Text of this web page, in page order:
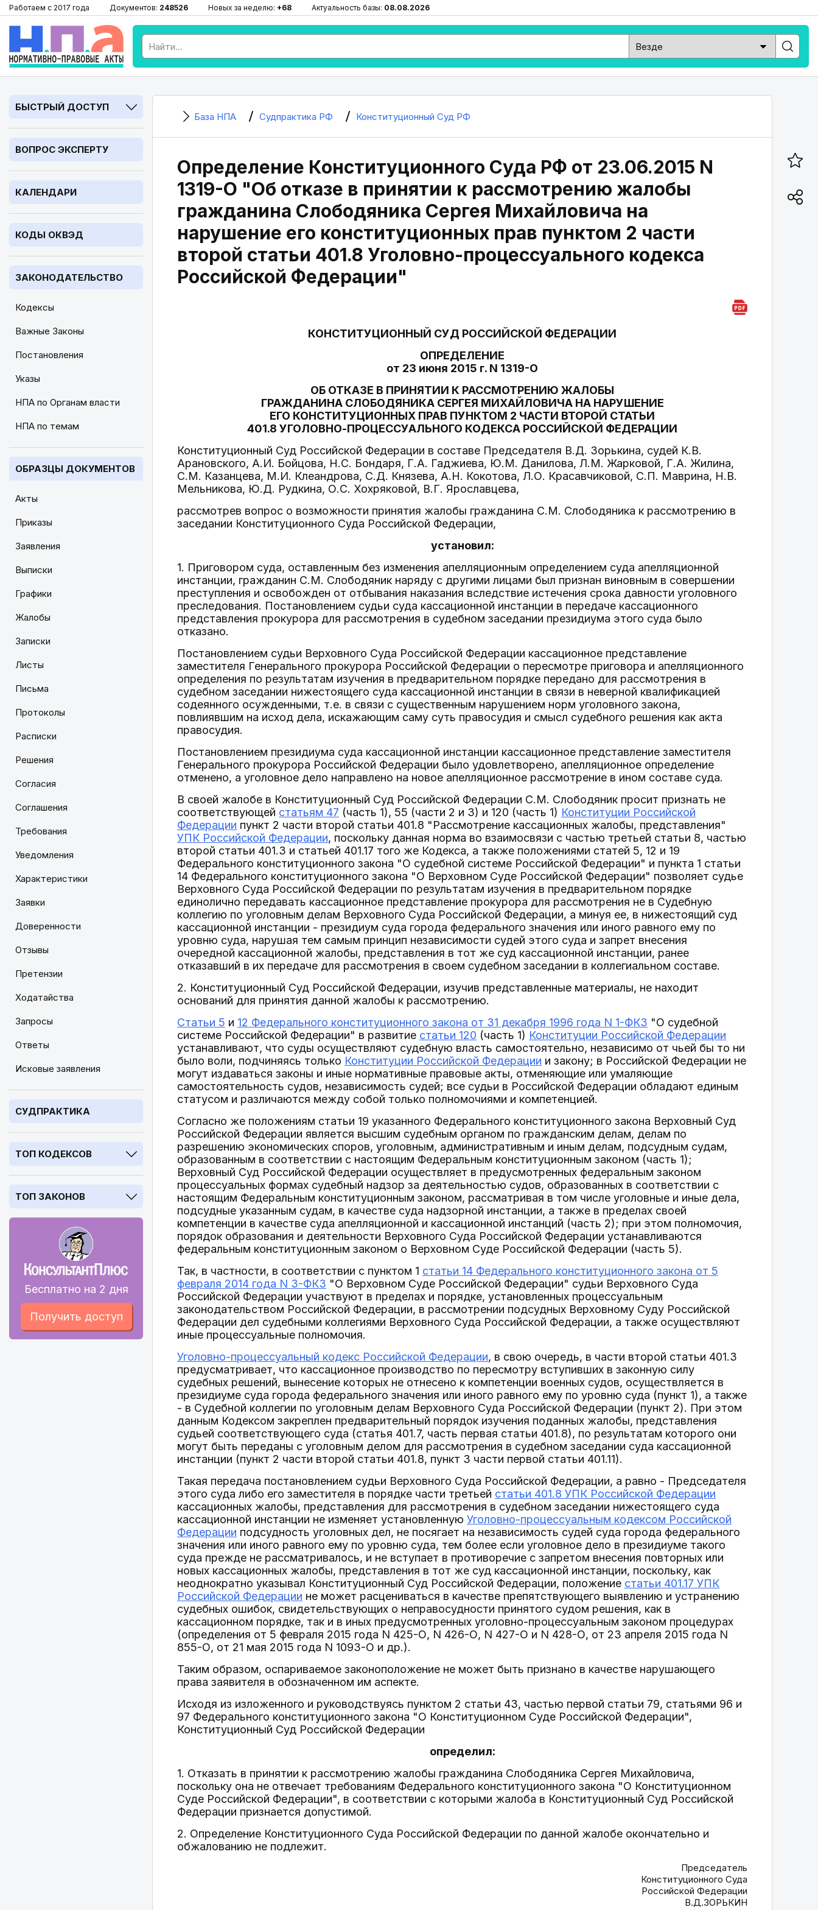
Работаем с 2017 года Документов: 248526 Новых за неделю: +68 Актуальность базы: 08.08.2026
БЫСТРЫЙ ДОСТУП
ВОПРОС ЭКСПЕРТУ
КАЛЕНДАРИ
КОДЫ ОКВЭД
ЗАКОНОДАТЕЛЬСТВО
Кодексы
Важные Законы
Постановления
Указы
НПА по Органам власти
НПА по темам
ОБРАЗЦЫ ДОКУМЕНТОВ
Акты
Приказы
Заявления
Выписки
Графики
Жалобы
Записки
Листы
Письма
Протоколы
Расписки
Решения
Согласия
Соглашения
Требования
Уведомления
Характеристики
Заявки
Доверенности
Отзывы
Претензии
Ходатайства
Запросы
Ответы
Исковые заявления
СУДПРАКТИКА
ТОП КОДЕКСОВ
ТОП ЗАКОНОВ
Бесплатно на 2 дня
Получить доступ
База НПА Судпрактика РФ Конституционный Суд РФ
Определение Конституционного Суда РФ от 23.06.2015 N
1319-О "Об отказе в принятии к рассмотрению жалобы
гражданина Слободяника Сергея Михайловича на
нарушение его конституционных прав пунктом 2 части
второй статьи 401.8 Уголовно-процессуального кодекса
Российской Федерации"
КОНСТИТУЦИОННЫЙ СУД РОССИЙСКОЙ ФЕДЕРАЦИИ
ОПРЕДЕЛЕНИЕ
от 23 июня 2015 г. N 1319-О
ОБ ОТКАЗЕ В ПРИНЯТИИ К РАССМОТРЕНИЮ ЖАЛОБЫ
ГРАЖДАНИНА СЛОБОДЯНИКА СЕРГЕЯ МИХАЙЛОВИЧА НА НАРУШЕНИЕ
ЕГО КОНСТИТУЦИОННЫХ ПРАВ ПУНКТОМ 2 ЧАСТИ ВТОРОЙ СТАТЬИ
401.8 УГОЛОВНО-ПРОЦЕССУАЛЬНОГО КОДЕКСА РОССИЙСКОЙ ФЕДЕРАЦИИ
Конституционный Суд Российской Федерации в составе Председателя В.Д. Зорькина, судей К.В.
Арановского, А.И. Бойцова, Н.С. Бондаря, Г.А. Гаджиева, Ю.М. Данилова, Л.М. Жарковой, Г.А. Жилина,
С.М. Казанцева, М.И. Клеандрова, С.Д. Князева, А.Н. Кокотова, Л.О. Красавчиковой, С.П. Маврина, Н.В.
Мельникова, Ю.Д. Рудкина, О.С. Хохряковой, В.Г. Ярославцева,
рассмотрев вопрос о возможности принятия жалобы гражданина С.М. Слободяника к рассмотрению в
заседании Конституционного Суда Российской Федерации,
установил:
1. Приговором суда, оставленным без изменения апелляционным определением суда апелляционной
инстанции, гражданин С.М. Слободяник наряду с другими лицами был признан виновным в совершении
преступления и освобожден от отбывания наказания вследствие истечения срока давности уголовного
преследования. Постановлением судьи суда кассационной инстанции в передаче кассационного
представления прокурора для рассмотрения в судебном заседании президиума этого суда было
отказано.
Постановлением судьи Верховного Суда Российской Федерации кассационное представление
заместителя Генерального прокурора Российской Федерации о пересмотре приговора и апелляционного
определения по результатам изучения в предварительном порядке передано для рассмотрения в
судебном заседании нижестоящего суда кассационной инстанции в связи в неверной квалификацией
содеянного осужденными, т.е. в связи с существенным нарушением норм уголовного закона,
повлиявшим на исход дела, искажающим саму суть правосудия и смысл судебного решения как акта
правосудия.
Постановлением президиума суда кассационной инстанции кассационное представление заместителя
Генерального прокурора Российской Федерации было удовлетворено, апелляционное определение
отменено, а уголовное дело направлено на новое апелляционное рассмотрение в ином составе суда.
В своей жалобе в Конституционный Суд Российской Федерации С.М. Слободяник просит признать не
соответствующей статьям 47 (часть 1), 55 (части 2 и 3) и 120 (часть 1) Конституции Российской
Федерации пункт 2 части второй статьи 401.8 "Рассмотрение кассационных жалобы, представления"
УПК Российской Федерации, поскольку данная норма во взаимосвязи с частью третьей статьи 8, частью
второй статьи 401.3 и статьей 401.17 того же Кодекса, а также положениями статей 5, 12 и 19
Федерального конституционного закона "О судебной системе Российской Федерации" и пункта 1 статьи
14 Федерального конституционного закона "О Верховном Суде Российской Федерации" позволяет судье
Верховного Суда Российской Федерации по результатам изучения в предварительном порядке
единолично передавать кассационное представление прокурора для рассмотрения не в Судебную
коллегию по уголовным делам Верховного Суда Российской Федерации, а минуя ее, в нижестоящий суд
кассационной инстанции - президиум суда города федерального значения или иного равного ему по
уровню суда, нарушая тем самым принцип независимости судей этого суда и запрет внесения
очередной кассационной жалобы, представления в тот же суд кассационной инстанции, ранее
отказавший в их передаче для рассмотрения в своем судебном заседании в коллегиальном составе.
2. Конституционный Суд Российской Федерации, изучив представленные материалы, не находит
оснований для принятия данной жалобы к рассмотрению.
Статьи 5 и 12 Федерального конституционного закона от 31 декабря 1996 года N 1-ФКЗ "О судебной
системе Российской Федерации" в развитие статьи 120 (часть 1) Конституции Российской Федерации
устанавливают, что суды осуществляют судебную власть самостоятельно, независимо от чьей бы то ни
было воли, подчиняясь только Конституции Российской Федерации и закону; в Российской Федерации не
могут издаваться законы и иные нормативные правовые акты, отменяющие или умаляющие
самостоятельность судов, независимость судей; все судьи в Российской Федерации обладают единым
статусом и различаются между собой только полномочиями и компетенцией.
Согласно же положениям статьи 19 указанного Федерального конституционного закона Верховный Суд
Российской Федерации является высшим судебным органом по гражданским делам, делам по
разрешению экономических споров, уголовным, административным и иным делам, подсудным судам,
образованным в соответствии с настоящим Федеральным конституционным законом (часть 1);
Верховный Суд Российской Федерации осуществляет в предусмотренных федеральным законом
процессуальных формах судебный надзор за деятельностью судов, образованных в соответствии с
настоящим Федеральным конституционным законом, рассматривая в том числе уголовные и иные дела,
подсудные указанным судам, в качестве суда надзорной инстанции, а также в пределах своей
компетенции в качестве суда апелляционной и кассационной инстанций (часть 2); при этом полномочия,
порядок образования и деятельности Верховного Суда Российской Федерации устанавливаются
федеральным конституционным законом о Верховном Суде Российской Федерации (часть 5).
Так, в частности, в соответствии с пунктом 1 статьи 14 Федерального конституционного закона от 5
февраля 2014 года N 3-ФКЗ "О Верховном Суде Российской Федерации" судьи Верховного Суда
Российской Федерации участвуют в пределах и порядке, установленных процессуальным
законодательством Российской Федерации, в рассмотрении подсудных Верховному Суду Российской
Федерации дел судебными коллегиями Верховного Суда Российской Федерации, а также осуществляют
иные процессуальные полномочия.
Уголовно-процессуальный кодекс Российской Федерации, в свою очередь, в части второй статьи 401.3
предусматривает, что кассационное производство по пересмотру вступивших в законную силу
судебных решений, вынесение которых не отнесено к компетенции военных судов, осуществляется в
президиуме суда города федерального значения или иного равного ему по уровню суда (пункт 1), а также
- в Судебной коллегии по уголовным делам Верховного Суда Российской Федерации (пункт 2). При этом
данным Кодексом закреплен предварительный порядок изучения поданных жалобы, представления
судьей соответствующего суда (статья 401.7, часть первая статьи 401.8), по результатам которого они
могут быть переданы с уголовным делом для рассмотрения в судебном заседании суда кассационной
инстанции (пункт 2 части второй статьи 401.8, пункт 3 части первой статьи 401.11).
Такая передача постановлением судьи Верховного Суда Российской Федерации, а равно - Председателя
этого суда либо его заместителя в порядке части третьей статьи 401.8 УПК Российской Федерации
кассационных жалобы, представления для рассмотрения в судебном заседании нижестоящего суда
кассационной инстанции не изменяет установленную Уголовно-процессуальным кодексом Российской
Федерации подсудность уголовных дел, не посягает на независимость судей суда города федерального
значения или иного равного ему по уровню суда, тем более если уголовное дело в президиуме такого
суда прежде не рассматривалось, и не вступает в противоречие с запретом внесения повторных или
новых кассационных жалобы, представления в тот же суд кассационной инстанции, поскольку, как
неоднократно указывал Конституционный Суд Российской Федерации, положение статьи 401.17 УПК
Российской Федерации не может расцениваться в качестве препятствующего выявлению и устранению
судебных ошибок, свидетельствующих о неправосудности принятого судом решения, как в
кассационном порядке, так и в иных предусмотренных уголовно-процессуальным законом процедурах
(определения от 5 февраля 2015 года N 425-О, N 426-О, N 427-О и N 428-О, от 23 апреля 2015 года N
855-О, от 21 мая 2015 года N 1093-О и др.).
Таким образом, оспариваемое законоположение не может быть признано в качестве нарушающего
права заявителя в обозначенном им аспекте.
Исходя из изложенного и руководствуясь пунктом 2 статьи 43, частью первой статьи 79, статьями 96 и
97 Федерального конституционного закона "О Конституционном Суде Российской Федерации",
Конституционный Суд Российской Федерации
определил:
1. Отказать в принятии к рассмотрению жалобы гражданина Слободяника Сергея Михайловича,
поскольку она не отвечает требованиям Федерального конституционного закона "О Конституционном
Суде Российской Федерации", в соответствии с которыми жалоба в Конституционный Суд Российской
Федерации признается допустимой.
2. Определение Конституционного Суда Российской Федерации по данной жалобе окончательно и
обжалованию не подлежит.
Председатель
Конституционного Суда
Российской Федерации
В.Д.ЗОРЬКИН